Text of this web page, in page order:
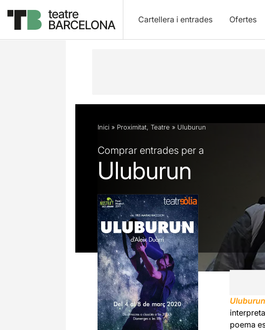
Cartellera i entrades Ofertes
Descripció Fitxa artística Fotos i vídeos
Inici » Proximitat, Teatre » Uluburun
Comprar entrades per a
Uluburun
Uluburun
poema